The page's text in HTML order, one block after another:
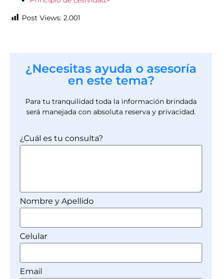
Post Views: 2.001
¿Necesitas ayuda o asesoría
en este tema?
Para tu tranquilidad toda la información brindada
será manejada con absoluta reserva y privacidad.
¿Cuál es tu consulta?
Nombre y Apellido
Celular
Email